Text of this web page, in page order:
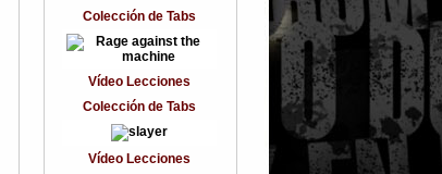
Colección de Tabs
Vídeo Lecciones
Colección de Tabs
Vídeo Lecciones